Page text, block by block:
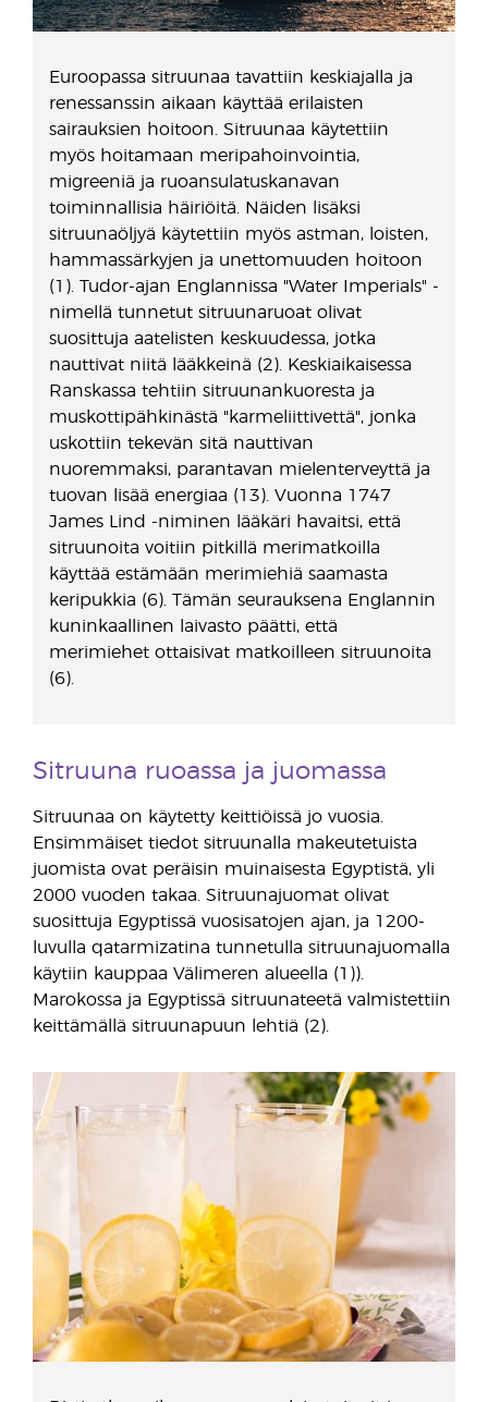
Euroopassa sitruunaa tavattiin keskiajalla ja
renessanssin aikaan käyttää erilaisten
sairauksien hoitoon. Sitruunaa käytettiin
myös hoitamaan meripahoinvointia,
migreeniä ja ruoansulatuskanavan
toiminnallisia häiriöitä. Näiden lisäksi
sitruunaöljyä käytettiin myös astman, loisten,
hammassärkyjen ja unettomuuden hoitoon
(1). Tudor-ajan Englannissa "Water Imperials" -
nimellä tunnetut sitruunaruoat olivat
suosittuja aatelisten keskuudessa, jotka
nauttivat niitä lääkkeinä (2). Keskiaikaisessa
Ranskassa tehtiin sitruunankuoresta ja
muskottipähkinästä "karmeliittivettä", jonka
uskottiin tekevän sitä nauttivan
nuoremmaksi, parantavan mielenterveyttä ja
tuovan lisää energiaa (13). Vuonna 1747
James Lind -niminen lääkäri havaitsi, että
sitruunoita voitiin pitkillä merimatkoilla
käyttää estämään merimiehiä saamasta
keripukkia (6). Tämän seurauksena Englannin
kuninkaallinen laivasto päätti, että
merimiehet ottaisivat matkoilleen sitruunoita
(6).
Sitruuna ruoassa ja juomassa
Sitruunaa on käytetty keittiöissä jo vuosia.
Ensimmäiset tiedot sitruunalla makeutetuista
juomista ovat peräisin muinaisesta Egyptistä, yli
2000 vuoden takaa. Sitruunajuomat olivat
suosittuja Egyptissä vuosisatojen ajan, ja 1200-
luvulla qatarmizatina tunnetulla sitruunajuomalla
käytiin kauppaa Välimeren alueella (1)).
Marokossa ja Egyptissä sitruunateetä valmistettiin
keittämällä sitruunapuun lehtiä (2).